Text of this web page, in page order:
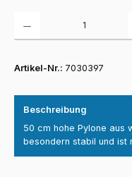
Artikel-Nr.: 7030397
Beschreibung
50 cm hohe Pylone aus
besondern stabil und ist